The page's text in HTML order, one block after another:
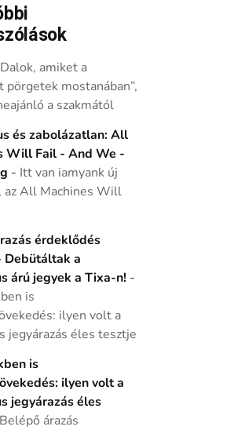
amiket a
pörgetek mostanában”,
a szakmától
és zabolázatlan: All
Will Fail - And We -
- Itt van iamyank új
az All Machines Will
érdeklődés
Debütáltak a
árú jegyek a Tixa-n! -
is
ilyen volt a
jegyárazás éles tesztje
is
ilyen volt a
jegyárazás éles
Belépő árazás